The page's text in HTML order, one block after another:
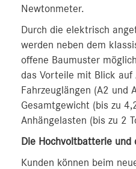
Newtonmeter.
Durch die elektrisch
werden neben dem
offene Baumuster
das Vorteile mit Blick auf
Fahrzeuglängen (A2 und
Gesamtgewicht (bis zu
Anhängelasten (bis zu 2
Die Hochvoltbatterie und
Kunden können beim